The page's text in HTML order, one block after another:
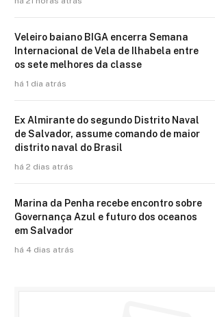
Veleiro baiano BIGA encerra Semana
Internacional de Vela de Ilhabela entre
os sete melhores da classe
há 1 dia atrás
Ex Almirante do segundo Distrito Naval
de Salvador, assume comando de maior
distrito naval do Brasil
há 2 dias atrás
Marina da Penha recebe encontro sobre
Governança Azul e futuro dos oceanos
em Salvador
há 4 dias atrás